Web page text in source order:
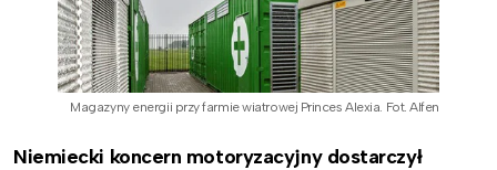
Magazyny energii przy farmie wiatrowej Princes Alexia. Fot. Alfen
Niemiecki koncern motoryzacyjny dostarczył